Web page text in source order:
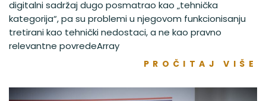
digitalni sadržaj dugo posmatrao kao „tehnička
kategorija“, pa su problemi u njegovom funkcionisanju
tretirani kao tehnički nedostaci, a ne kao pravno
relevantne povredeArray
PROČITAJ VIŠE